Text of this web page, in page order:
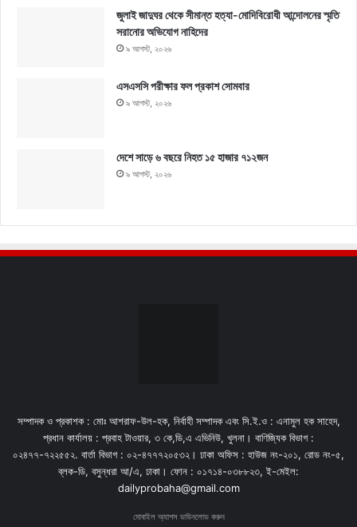
জুলাই জাদুঘর থেকে সীমান্ত হত্যা-মোদিবিরোধী আন্দোলনের স্মৃতি
সরানোর অভিযোগ নাহিদের
৯ আগস্ট, ২০২৬
এসএসসি পরীক্ষার ফল প্রকাশ সোমবার
৯ আগস্ট, ২০২৬
দেশে সাড়ে ৬ বছরে নিহত ১৫ হাজার ৭১২জন
৯ আগস্ট, ২০২৬
সম্পাদক ও প্রকাশক : মোঃ আশরাফ-উল-হক, নির্বাহী সম্পাদক এবং সি.ই.ও : এনামুল হক সাহেদ,
প্রধান কার্যালয় : প্রবাহ টাওয়ার, ৩ কে,ডি,এ এভিনিউ, খুলনা। বাণিজ্যিক বিভাগ :
০২৪৭৭-৭২২৫৫২. বার্তা বিভাগ : ০২-৪৭৭৭২০৫৩২। ঢাকা অফিস : হাউজ নং-২০১, রোড নং-৫,
ব্লক-ডি, বসুন্ধরা আ/এ, ঢাকা। ফোন : ০১৭১৪-০৩৮৮২৩, ই-মেইল:
dailyprobaha@gmail.com
মোবাইল অ্যাপস ডাউনলোড করুন